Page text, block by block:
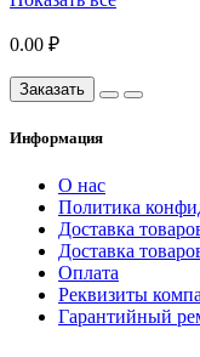
0.00 ₽
Заказать
Информация
О нас
Политика
Доставка
Доставка
Оплата
Реквизиты
Гарантийный